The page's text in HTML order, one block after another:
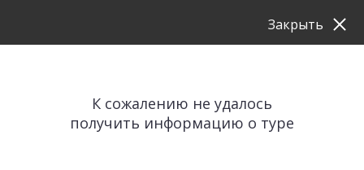
К сожалению не удалось
получить информацию о туре
Закрыть